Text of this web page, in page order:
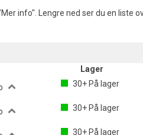
info". Lengre ned ser du en liste
Lager
30+På lager
30+På lager
30+På lager